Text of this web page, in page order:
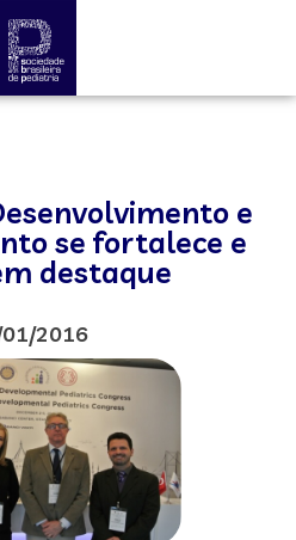
e
se fortalece e
destaque
2016